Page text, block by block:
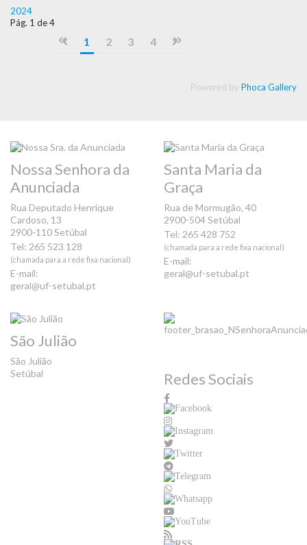
2024
Pág. 1 de 4
1 2 3 4
Powered by Phoca Gallery
Nossa Senhora da
Anunciada
Rua Deputado Henrique
Cardoso, 13
2900-110 Setúbal
Tel: 265 523 128
(chamada para a rede fixa nacional)
E-mail:
geral@uf-setubal.pt
Santa Maria da
Graça
Rua de Mormugão, 40
2900-504 Setúbal
Tel: 265 428 752
(chamada para a rede fixa nacional)
E-mail:
geral@uf-setubal.pt
São Julião
São Julião
Setúbal
Redes Sociais